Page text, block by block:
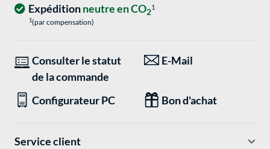
Expéditionneutre en CO21
1(par compensation)
Consulter le statut
de la commande
E-Mail
Configurateur PC Bon d'achat
Service client